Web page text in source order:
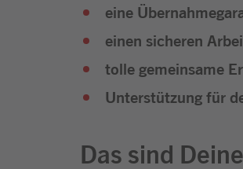
eine
einen sicheren
tolle gemeinsame
Unterstützung für
Das sind